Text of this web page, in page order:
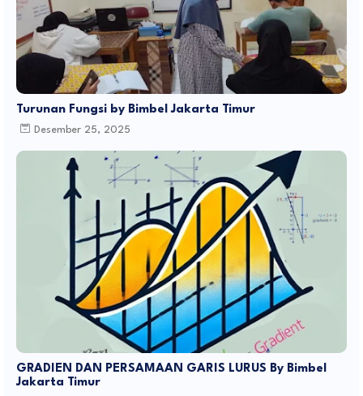
Turunan Fungsi by Bimbel Jakarta Timur
Desember 25, 2025
GRADIEN DAN PERSAMAAN GARIS LURUS By Bimbel
Jakarta Timur